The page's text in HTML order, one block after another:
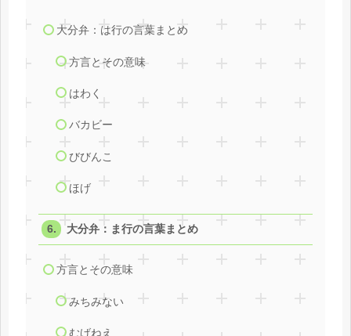
大分弁：は行の言葉まとめ
方言とその意味
はわく
バカビー
びびんこ
ほげ
大分弁：ま行の言葉まとめ
方言とその意味
みちみない
むげねえ